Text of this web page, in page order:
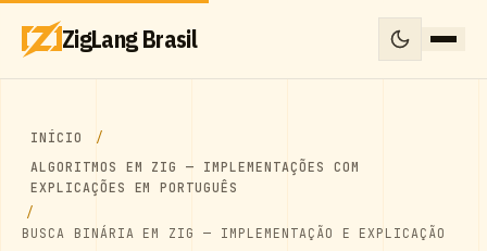
ZigLang Brasil
INÍCIO
ALGORITMOS EM ZIG — IMPLEMENTAÇÕES COM
EXPLICAÇÕES EM PORTUGUÊS
BUSCA BINÁRIA EM ZIG — IMPLEMENTAÇÃO E EXPLICAÇÃO